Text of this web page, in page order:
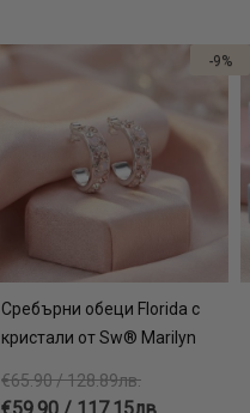
Сребърни обеци Florida с
кристали от Sw® Marilyn
€65.90 / 128.89лв.
-9%